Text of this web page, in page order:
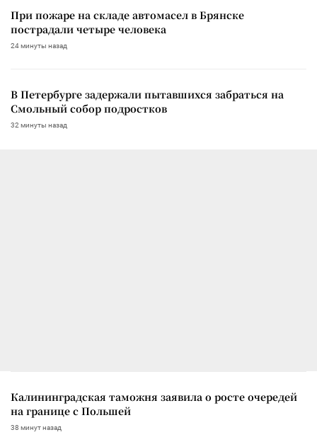
При пожаре на складе автомасел в Брянске
пострадали четыре человека
24 минуты назад
В Петербурге задержали пытавшихся забраться на
Смольный собор подростков
32 минуты назад
Калининградская таможня заявила о росте очередей
на границе с Польшей
38 минут назад